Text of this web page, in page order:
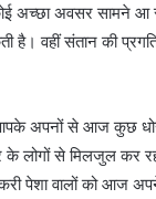
अच्छा अवसर सामने
है। वहीं संतान की
अपनों से आज कुछ
के लोगों से मिलजुल कर
पेशा वालों को